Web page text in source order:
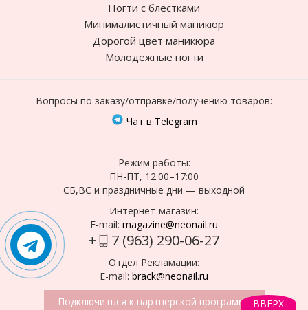
Ногти с блестками
Минималистичный маникюр
Дорогой цвет маникюра
Молодежные ногти
Вопросы по заказу/отправке/получению товаров:
Чат в Telegram
Режим работы:
ПН-ПТ, 12:00–17:00
СБ,ВС и праздничные дни — выходной
Интернет-магазин:
E-mail: magazine@neonail.ru
+ 7 (963) 290-06-27
Отдел Рекламации:
E-mail: brack@neonail.ru
Подключиться к партнерской программе ВВЕРХ